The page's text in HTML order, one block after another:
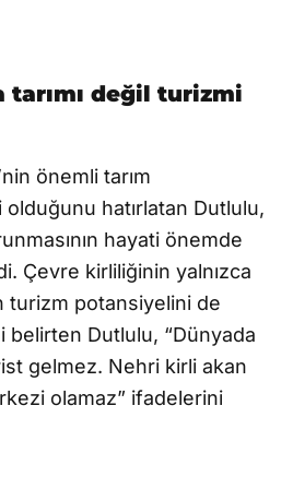
tarımı değil turizmi
önemli tarım
hatırlatan Dutlulu,
hayati önemde
Çevre kirliliğinin yalnızca
turizm potansiyelini de
belirten Dutlulu, “Dünyada
gelmez. Nehri kirli akan
olamaz” ifadelerini